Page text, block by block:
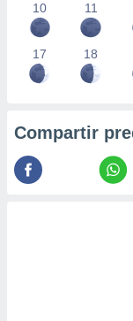
10 11
17 18
Compartir